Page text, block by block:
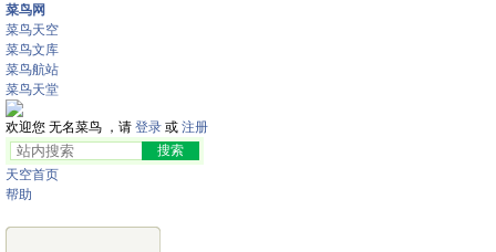
菜鸟网
菜鸟天空
菜鸟文库
菜鸟航站
菜鸟天堂
欢迎您 无名菜鸟 ，请 登录 或 注册
天空首页
帮助